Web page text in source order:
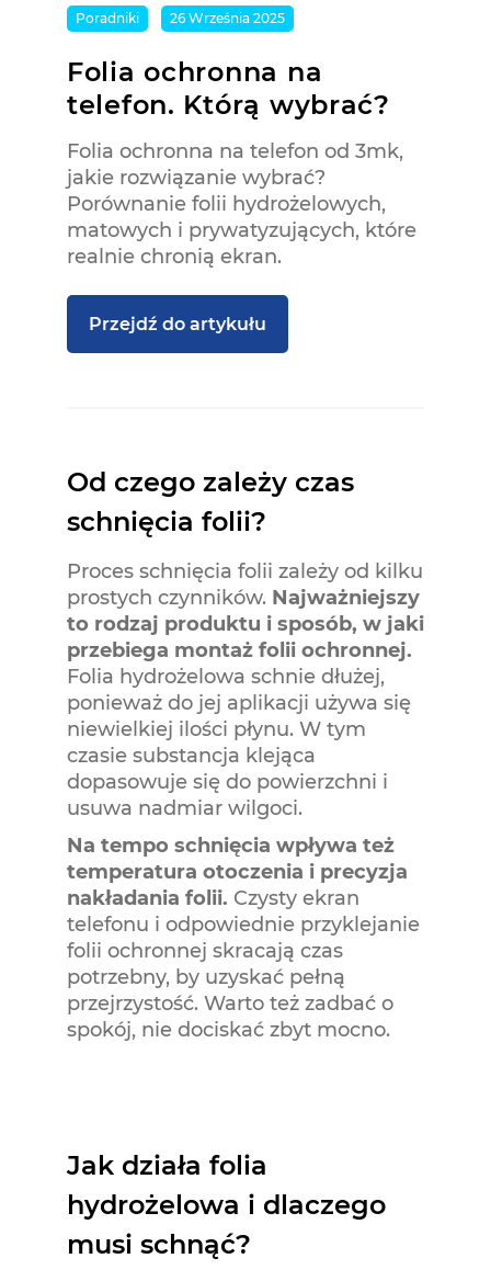
Poradniki 26 Września 2025
Folia ochronna na
telefon. Którą wybrać?
Folia ochronna na telefon od 3mk,
jakie rozwiązanie wybrać?
Porównanie folii hydrożelowych,
matowych i prywatyzujących, które
realnie chronią ekran.
Przejdź do artykułu
Od czego zależy czas
schnięcia folii?
Proces schnięcia folii zależy od kilku
prostych czynników. Najważniejszy
to rodzaj produktu i sposób, w jaki
przebiega montaż folii ochronnej.
Folia hydrożelowa schnie dłużej,
ponieważ do jej aplikacji używa się
niewielkiej ilości płynu. W tym
czasie substancja klejąca
dopasowuje się do powierzchni i
usuwa nadmiar wilgoci.
Na tempo schnięcia wpływa też
temperatura otoczenia i precyzja
nakładania folii. Czysty ekran
telefonu i odpowiednie przyklejanie
folii ochronnej skracają czas
potrzebny, by uzyskać pełną
przejrzystość. Warto też zadbać o
spokój, nie dociskać zbyt mocno.
Jak działa folia
hydrożelowa i dlaczego
musi schnąć?